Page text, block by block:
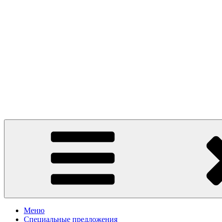
Presto Pizza Klin
маленькая Италия в Клину
Меню
Специальные предложения